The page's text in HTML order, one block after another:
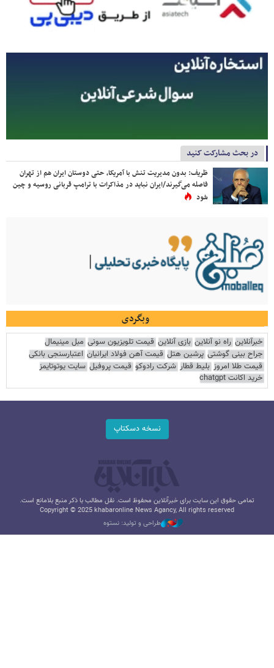
در بحث مشارکت کنید
ظریف: بدون مدیریت تنش با آمریکا، حتی دوستان ایران هم از تهران
فاصله می‌گیرند/ایران نباید در مذاکرات با ترامپ قربانی روسیه و چین
شود
وبگردی
خبرآنلاین راه نو آنلاین بازی آنلاین قیمت تلویزیون سونی مبل مینیمال
جراح بینی گوشتی پرشین هتل قیمت آهن فولاد ایرانیان اعتبارسنجی بانکی
قیمت طلا امروز بلیط قطار شرکت رادوکو قیمت پروفیل سایت یوتوتایمز
خرید اکانت chatgpt
نسخه دسکتاپ
تمامی حقوق این سایت برای خبرآنلاین محفوظ است. نقل مطالب با ذکر منبع بلامانع است.
Copyright © 2025 khabaronline News Agancy, All rights reserved
طراحی و تولید: نستوه